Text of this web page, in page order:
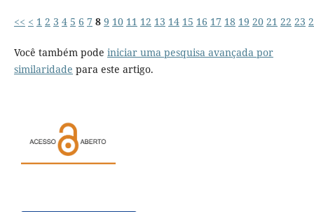
<< < 1 2 3 4 5 6 7 8 9 10 11 12 13 14 15 16 17 18 19 20 21 22 23
Você também pode iniciar uma pesquisa avançada por
similaridade para este artigo.